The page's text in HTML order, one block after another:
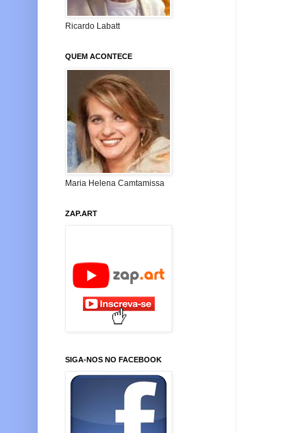
Ricardo Labatt
QUEM ACONTECE
Maria Helena Camtamissa
ZAP.ART
SIGA-NOS NO FACEBOOK